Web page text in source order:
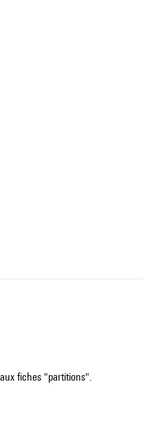
fiches "partitions".